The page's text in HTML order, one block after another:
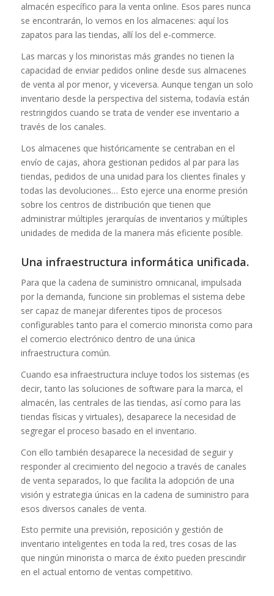
almacén específico para la venta online. Esos pares nunca
se encontrarán, lo vemos en los almacenes: aquí los
zapatos para las tiendas, allí los del e-commerce.
Las marcas y los minoristas más grandes no tienen la
capacidad de enviar pedidos online desde sus almacenes
de venta al por menor, y viceversa. Aunque tengan un solo
inventario desde la perspectiva del sistema, todavía están
restringidos cuando se trata de vender ese inventario a
través de los canales.
Los almacenes que históricamente se centraban en el
envío de cajas, ahora gestionan pedidos al par para las
tiendas, pedidos de una unidad para los clientes finales y
todas las devoluciones… Esto ejerce una enorme presión
sobre los centros de distribución que tienen que
administrar múltiples jerarquías de inventarios y múltiples
unidades de medida de la manera más eficiente posible.
Una infraestructura informática unificada.
Para que la cadena de suministro omnicanal, impulsada
por la demanda, funcione sin problemas el sistema debe
ser capaz de manejar diferentes tipos de procesos
configurables tanto para el comercio minorista como para
el comercio electrónico dentro de una única
infraestructura común.
Cuando esa infraestructura incluye todos los sistemas (es
decir, tanto las soluciones de software para la marca, el
almacén, las centrales de las tiendas, así como para las
tiendas físicas y virtuales), desaparece la necesidad de
segregar el proceso basado en el inventario.
Con ello también desaparece la necesidad de seguir y
responder al crecimiento del negocio a través de canales
de venta separados, lo que facilita la adopción de una
visión y estrategia únicas en la cadena de suministro para
esos diversos canales de venta.
Esto permite una previsión, reposición y gestión de
inventario inteligentes en toda la red, tres cosas de las
que ningún minorista o marca de éxito pueden prescindir
en el actual entorno de ventas competitivo.